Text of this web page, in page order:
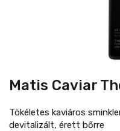
Matis Caviar
Tökéletes kaviáros
devitalizált, érett bőrre